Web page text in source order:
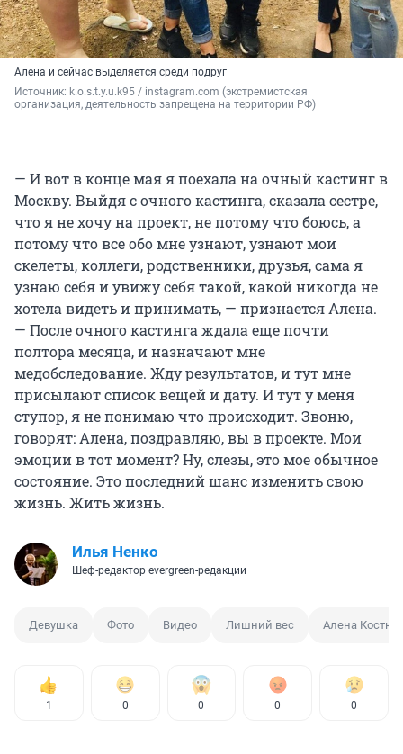
Алена и сейчас выделяется среди подруг
Источник: k.o.s.t.y.u.k95 / instagram.com (экстремистская
организация, деятельность запрещена на территории РФ)
— И вот в конце мая я поехала на очный кастинг в
Москву. Выйдя с очного кастинга, сказала сестре,
что я не хочу на проект, не потому что боюсь, а
потому что все обо мне узнают, узнают мои
скелеты, коллеги, родственники, друзья, сама я
узнаю себя и увижу себя такой, какой никогда не
хотела видеть и принимать, — признается Алена.
— После очного кастинга ждала еще почти
полтора месяца, и назначают мне
медобследование. Жду результатов, и тут мне
присылают список вещей и дату. И тут у меня
ступор, я не понимаю что происходит. Звоню,
говорят: Алена, поздравляю, вы в проекте. Мои
эмоции в тот момент? Ну, слезы, это мое обычное
состояние. Это последний шанс изменить свою
жизнь. Жить жизнь.
Илья Ненко
Шеф-редактор evergreen-редакции
Девушка Фото Видео Лишний вес Алена Костюк
1 0 0 0 0